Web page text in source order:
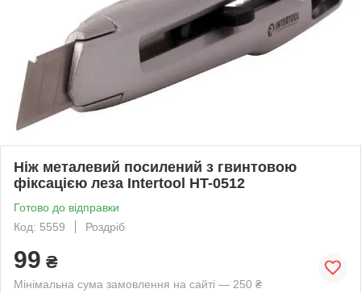
Ніж металевий посилений з гвинтовою
фіксацією леза Intertool HT-0512
Готово до відправки
Код: 5559
Роздріб
99 ₴
Мінімальна сума замовлення на сайті — 250 ₴